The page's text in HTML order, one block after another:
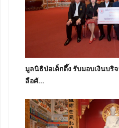
มูลนิธิป่อเต็กตึ๊ง รับมอบเงินบริ
ลือศั...